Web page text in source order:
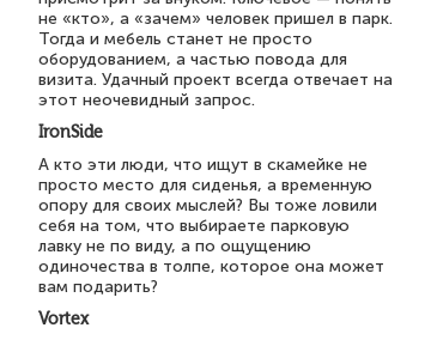
не «кто», а «зачем» человек пришел в парк.
Тогда и мебель станет не просто
оборудованием, а частью повода для
визита. Удачный проект всегда отвечает на
этот неочевидный запрос.
IronSide
А кто эти люди, что ищут в скамейке не
просто место для сиденья, а временную
опору для своих мыслей? Вы тоже ловили
себя на том, что выбираете парковую
лавку не по виду, а по ощущению
одиночества в толпе, которое она может
вам подарить?
Vortex